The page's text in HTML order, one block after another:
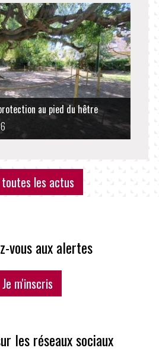
au pied du hêtre
les actus
vous aux alertes
Je m'inscris
les réseaux sociaux